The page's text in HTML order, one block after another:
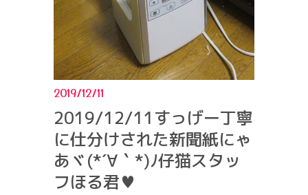
2019/12/11
2019/12/11すっげー丁寧
に仕分けされた新聞紙にゃ
あヾ(*´∀｀*)ﾉ仔猫スタッ
フほる君♥